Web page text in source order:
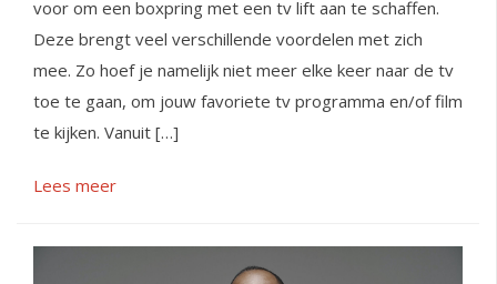
voor om een boxpring met een tv lift aan te schaffen.
Deze brengt veel verschillende voordelen met zich
mee. Zo hoef je namelijk niet meer elke keer naar de tv
toe te gaan, om jouw favoriete tv programma en/of film
te kijken. Vanuit […]
Lees meer